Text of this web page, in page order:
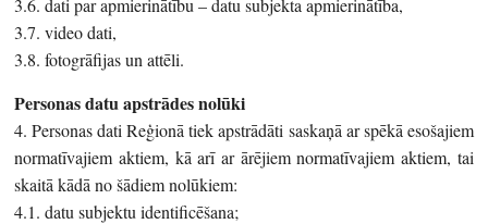
3.6. dati par apmierinātību – datu subjekta apmierinātība,
3.7. video dati,
3.8. fotogrāfijas un attēli.
Personas datu apstrādes nolūki
4. Personas dati Reģionā tiek apstrādāti saskaņā ar spēkā esošajiem
normatīvajiem aktiem, kā arī ar ārējiem normatīvajiem aktiem, tai
skaitā kādā no šādiem nolūkiem:
4.1. datu subjektu identificēšana;